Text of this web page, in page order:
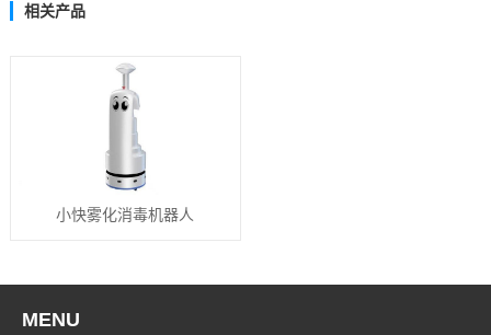
相关产品
小快雾化消毒机器人
MENU